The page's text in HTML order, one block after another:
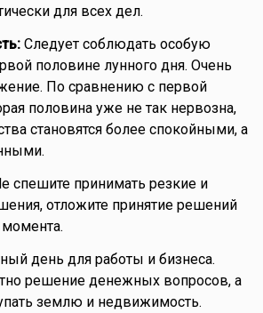
для всех дел.
Следует соблюдать особую
половине лунного дня. Очень
По сравнению с первой
половина уже не так нервозна,
становятся более спокойными, а
спешите принимать резкие и
отложите принятие решений
момента.
день для работы и бизнеса.
решение денежных вопросов, а
землю и недвижимость.